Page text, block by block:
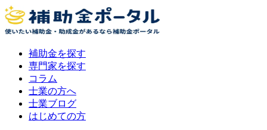
補助金を探す
専門家を探す
コラム
士業の方へ
士業ブログ
はじめての方